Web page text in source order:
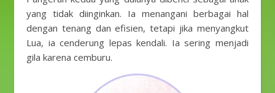
yang tidak diinginkan. Ia menangani berbagai hal
dengan tenang dan efisien, tetapi jika menyangkut
Lua, ia cenderung lepas kendali. Ia sering menjadi
gila karena cemburu.